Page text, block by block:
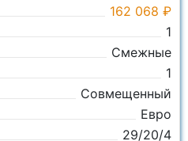
162 068 ₽
1
Смежные
1
Совмещенный
Евро
29/20/4